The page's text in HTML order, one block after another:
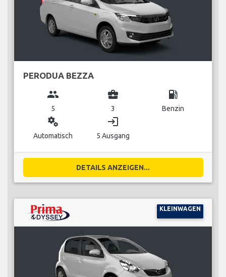
PERODUA BEZZA
group
5
business_center
3
local_gas_station
Benzin
miscellaneous_services
Automatisch
login
5 Ausgang
DETAILS ANZEIGEN...
KLEINWAGEN